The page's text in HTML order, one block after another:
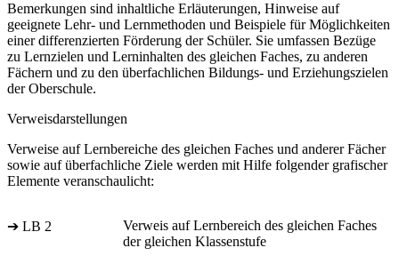
Bemerkungen sind inhaltliche Erläuterungen, Hinweise auf
geeignete Lehr- und Lernmethoden und Beispiele für Möglichkeiten
einer differenzierten Förderung der Schüler. Sie umfassen Bezüge
zu Lernzielen und Lerninhalten des gleichen Faches, zu anderen
Fächern und zu den überfachlichen Bildungs- und Erziehungszielen
der Oberschule.
Verweisdarstellungen
Verweise auf Lernbereiche des gleichen Faches und anderer Fächer
sowie auf überfachliche Ziele werden mit Hilfe folgender grafischer
Elemente veranschaulicht:
➔ LB 2
Verweis auf Lernbereich des gleichen Faches
der gleichen Klassenstufe